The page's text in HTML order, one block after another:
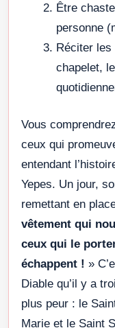
Être
personne
Réciter les
chapelet,
Vous
ceux qui
entendant
Yepes. Un jour,
remettant en
vêtement qui
ceux qui le
échappent ! »
Diable qu’il y a
plus peur : le
Marie et le Saint